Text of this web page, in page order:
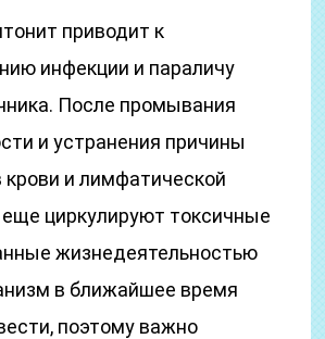
приводит к
инфекции и параличу
После промывания
и устранения причины
крови и лимфатической
циркулируют токсичные
жизнедеятельностью
в ближайшее время
поэтому важно